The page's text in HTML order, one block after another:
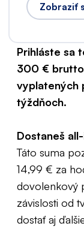
Zobraziť
Prihláste sa
300 €
vyplatených
týždňoch.
Dostaneš
Táto suma
14,99 € za
dovolenkový
závislosti od
dostať aj